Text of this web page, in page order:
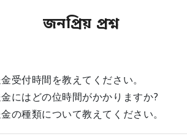
জনপ্রিয় প্রশ্ন
受付時間を教えてください。
にはどの位時間がかかりますか?
の種類について教えてください。